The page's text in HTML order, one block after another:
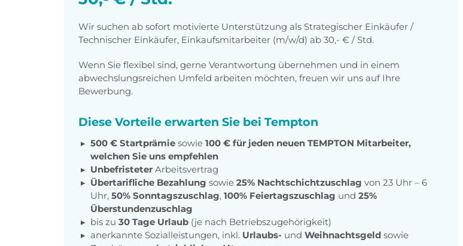
Wir suchen ab sofort motivierte Unterstützung als Strategischer Einkäufer /
Technischer Einkäufer, Einkaufsmitarbeiter (m/w/d) ab 30,- € / Std.
Wenn Sie flexibel sind, gerne Verantwortung übernehmen und in einem
abwechslungsreichen Umfeld arbeiten möchten, freuen wir uns auf Ihre
Bewerbung.
Diese Vorteile erwarten Sie bei Tempton
500 € Startprämie sowie 100 € für jeden neuen TEMPTON Mitarbeiter,
welchen Sie uns empfehlen
Unbefristeter Arbeitsvertrag
Übertarifliche Bezahlung sowie 25% Nachtschichtzuschlag von 23 Uhr – 6
Uhr, 50% Sonntagszuschlag, 100% Feiertagszuschlag und 25%
Überstundenzuschlag
bis zu 30 Tage Urlaub (je nach Betriebszugehörigkeit)
anerkannte Sozialleistungen, inkl. Urlaubs- und Weihnachtsgeld sowie